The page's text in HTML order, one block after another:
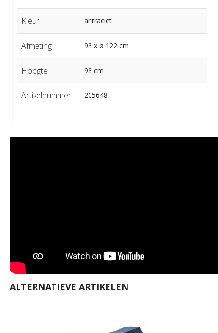
Kleur antraciet
Afmeting 93 x ø 122 cm
Hoogte 93 cm
Artikelnummer 205648
ALTERNATIEVE ARTIKELEN